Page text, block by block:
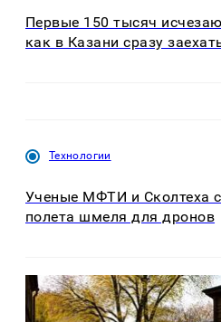
Первые 150 тысяч
как в Казани сразу
Технологии
Ученые МФТИ и Сколтеха
полета шмеля для дронов